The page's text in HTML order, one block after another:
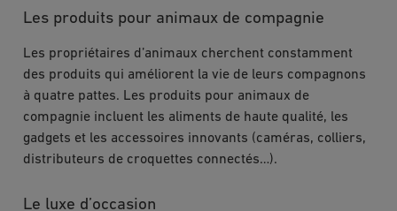
Les produits pour animaux de compagnie
Les propriétaires d’animaux cherchent constamment
des produits qui améliorent la vie de leurs compagnons
à quatre pattes. Les produits pour animaux de
compagnie incluent les aliments de haute qualité, les
gadgets et les accessoires innovants (caméras, colliers,
distributeurs de croquettes connectés…).
Le luxe d’occasion